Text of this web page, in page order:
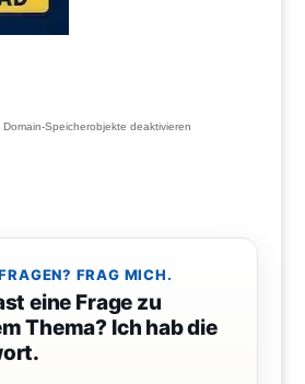
Speicherobjekte deaktivieren
FRAG MICH.
eine Frage zu
Thema? Ich hab die